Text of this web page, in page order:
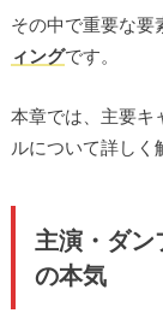
その中で重要な要
ィングです。
本章では、主要キ
ルについて詳しく
主演・ダン
の本気